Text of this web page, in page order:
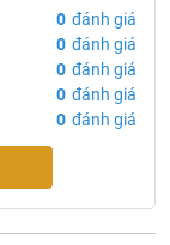
0 đánh giá
0 đánh giá
0 đánh giá
0 đánh giá
0 đánh giá